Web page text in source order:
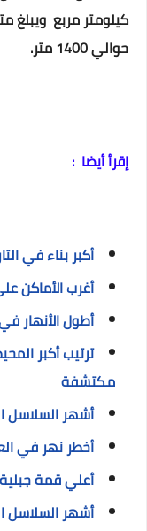
كيلومتر مربع ويبلغ
حوالي 1400 متر.
إقرأ أيضا :
أكبر بناء في
أغرب الأماكن
أطول الأنهار
مكتشفة
أشهر السلاسل
أخطر نهر في
أعلي قمة
أشهر السلاسل